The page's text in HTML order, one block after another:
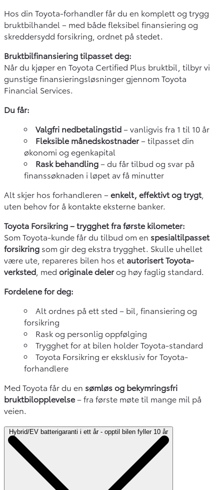
Hos din Toyota-forhandler får du en komplett og trygg
bruktbilhandel – med både fleksibel finansiering og
skreddersydd forsikring, ordnet på stedet.
Bruktbilfinansiering tilpasset deg:
Når du kjøper en Toyota Certified Plus bruktbil, tilbyr vi
gunstige finansieringsløsninger gjennom Toyota
Financial Services.
Du får:
Valgfri nedbetalingstid– vanligvis fra 1 til 10 år
Fleksible månedskostnader– tilpasset din
økonomi og egenkapital
Rask behandling– du får tilbud og svar på
finanssøknaden i løpet av få minutter
Alt skjer hos forhandleren –enkelt, effektivt og trygt,
uten behov for å kontakte eksterne banker.
Toyota Forsikring – trygghet fra første kilometer:
Som Toyota-kunde får du tilbud om en spesialtilpasset
forsikring som gir deg ekstra trygghet. Skulle uhellet
være ute, repareres bilen hos et autorisert Toyota-
verksted , med originale delerog høy faglig standard.
Fordelene for deg:
Alt ordnes på ett sted – bil, finansiering og
forsikring
Rask og personlig oppfølging
Trygghet for at bilen holder Toyota-standard
Toyota Forsikring er eksklusiv for Toyota-
forhandlere
Med Toyota får du en sømløs og bekymringsfri
bruktbilopplevelse– fra første møte til mange mil på
veien.
Hybrid/EV batterigaranti i ett år - opptil bilen fyller 10 år